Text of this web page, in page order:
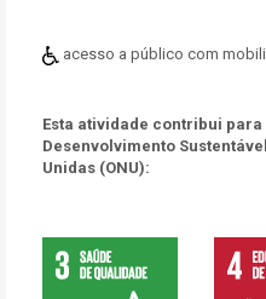
acesso a público com
Esta atividade contribui
Desenvolvimento
Unidas (ONU):